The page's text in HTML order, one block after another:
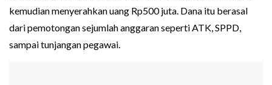
kemudian menyerahkan uang Rp500 juta. Dana itu berasal
dari pemotongan sejumlah anggaran seperti ATK, SPPD,
sampai tunjangan pegawai.